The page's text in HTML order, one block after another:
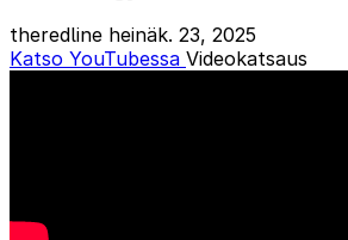
theredline heinäk. 23, 2025
Katso YouTubessa Videokatsaus